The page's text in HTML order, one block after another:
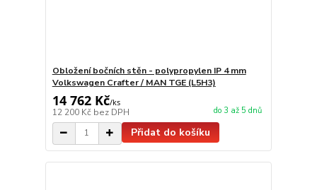
Obložení bočních stěn - polypropylen IP 4 mm
Volkswagen Crafter / MAN TGE (L5H3)
14 762 Kč/ks
12 200 Kč bez DPH do 3 až 5 dnů
Přidat do košíku